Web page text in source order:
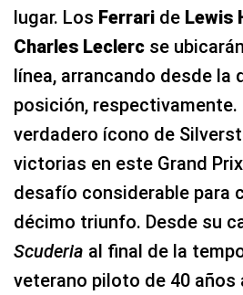
lugar. Los Ferrari de Lewis
Charles Leclerc se
línea, arrancando desde la
posición, respectivamente.
verdadero ícono de
victorias en este Grand
desafío considerable para
décimo triunfo. Desde su
Scuderia al final de la
veterano piloto de 40 años